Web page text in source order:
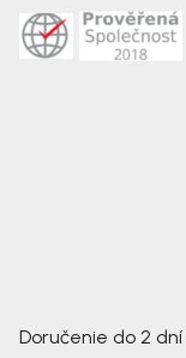
Doručenie do 2 dní